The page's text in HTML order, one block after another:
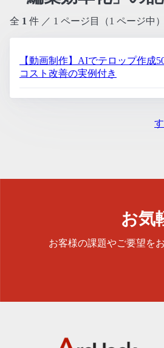
全 1 件 ／ 1 ページ目（1 ページ中）
【動画制作】AIでテロップ作成
コスト改善の実例付き
お気
お客様の課題やご要望を